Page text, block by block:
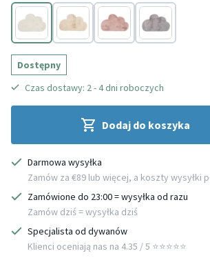
Biały KremowyRóżowy Szary
Dostępny
Czas dostawy: 2 - 4 dni roboczych
Dodaj do koszyka
Darmowa wysyłka
Zamów za €89 lub więcej, a koszty wysyłki
Zamówione do 23:00 = wysyłka od razu
Zamów dziś = wysyłka dziś
Specjalista od dywanów
Klienci oceniają nas na 4.35 / 5 ⭐️⭐️⭐️⭐️⭐️